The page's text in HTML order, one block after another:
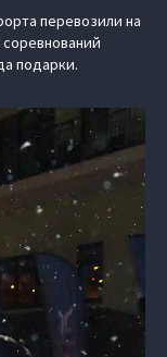
перевозили на
подарки.